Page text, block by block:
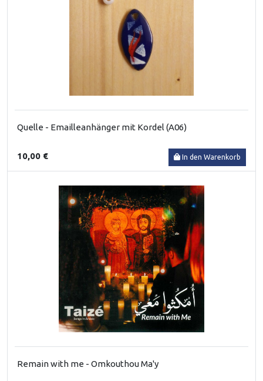
Quelle - Emailleanhänger mit Kordel (A06)
10,00 € In den Warenkorb
Remain with me - Omkouthou Ma'y